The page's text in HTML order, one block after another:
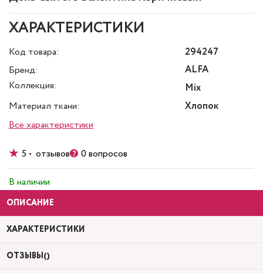
ХАРАКТЕРИСТИКИ
Код товара:
294247
Бренд:
ALFA
Коллекция:
Mix
Материал ткани:
Хлопок
Все характеристики
5 • отзывов 0 вопросов
В наличии
ОПИСАНИЕ
ХАРАКТЕРИСТИКИ
ОТЗЫВЫ()